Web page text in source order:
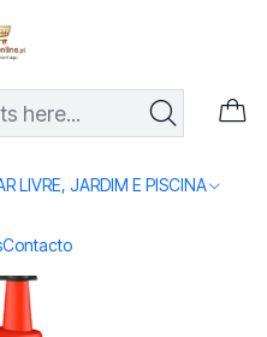
LIVRE, JARDIM E PISCINA
Contacto
casa, jardim e bricolage
BRICOLAGE E FERRAMENTAS
750GR